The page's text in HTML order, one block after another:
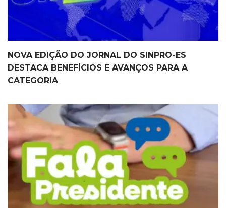
NOVA EDIÇÃO DO JORNAL DO SINPRO-ES
DESTACA BENEFÍCIOS E AVANÇOS PARA A
CATEGORIA